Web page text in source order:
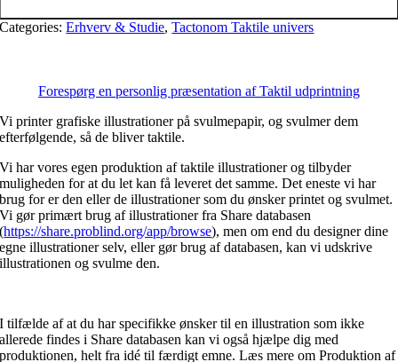
Categories:Erhverv & Studie,Tactonom Taktile univers
Forespørg en personlig præsentation af Taktil udprintning
Vi printer grafiske illustrationer på svulmepapir, og svulmer dem
efterfølgende, så de bliver taktile.
Vi har vores egen produktion af taktile illustrationer og tilbyder
muligheden for at du let kan få leveret det samme. Det eneste vi har
brug for er den eller de illustrationer som du ønsker printet og svulmet.
Vi gør primært brug af illustrationer fra Share databasen
(https://share.problind.org/app/browse), men om end du designer dine
egne illustrationer selv, eller gør brug af databasen, kan vi udskrive
illustrationen og svulme den.
I tilfælde af at du har specifikke ønsker til en illustration som ikke
allerede findes i Share databasen kan vi også hjælpe dig med
produktionen, helt fra idé til færdigt emne. Læs mere om Produktion af